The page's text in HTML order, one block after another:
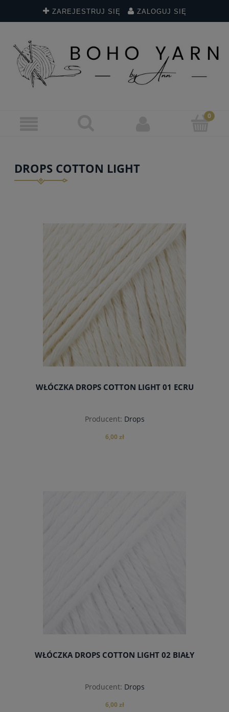
ZAREJESTRUJ SIĘ ZALOGUJ SIĘ
DROPS COTTON LIGHT
WŁÓCZKA DROPS COTTON LIGHT 01 ECRU
Producent: Drops
6,00 zł
WŁÓCZKA DROPS COTTON LIGHT 02 BIAŁY
Producent: Drops
6,00 zł